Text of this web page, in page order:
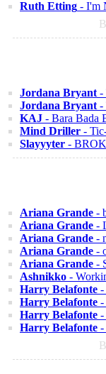
Ruth Etting - I'm
Jordana Bryant -
Jordana Bryant -
KAJ - Bara Bada
Mind Driller -
Slayyyter -
Ariana Grande -
Ariana Grande -
Ariana Grande -
Ariana Grande -
Ariana Grande -
Ashnikko -
Harry Belafonte -
Harry Belafonte -
Harry Belafonte -
Harry Belafonte -